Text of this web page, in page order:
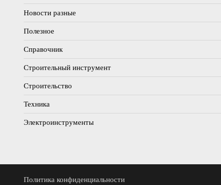
Новости разные
Полезное
Справочник
Строительный инструмент
Строительство
Техника
Электроинструменты
Политика конфиденциальности